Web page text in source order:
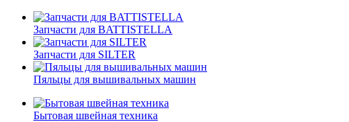
Запчасти для BATTISTELLA
Запчасти для SILTER
Пяльцы для вышивальных машин
Бытовая швейная техника